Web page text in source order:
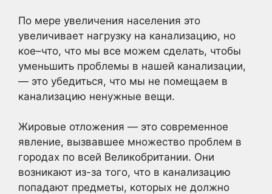
По мере увеличения населения это
увеличивает нагрузку на канализацию, но
кое–что, что мы все можем сделать, чтобы
уменьшить проблемы в нашей канализации,
— это убедиться, что мы не помещаем в
канализацию ненужные вещи.
Жировые отложения — это современное
явление, вызвавшее множество проблем в
городах по всей Великобритании. Они
возникают из-за того, что в канализацию
попадают предметы, которых не должно